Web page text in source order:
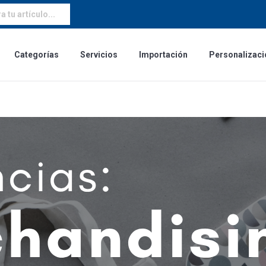
tu artículo...
Categorías Servicios Importación